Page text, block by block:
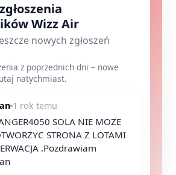
Wizz Air
nowych zgłoszeń
z poprzednich dni – nowe
natychmiast.
1 rok temu
SOLA NIE MOZE
STRONA Z LOTAMI
.Pozdrawiam